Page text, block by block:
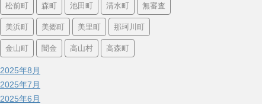
松前町 森町 池田町 清水町 無審査
美浜町 美郷町 美里町 那珂川町
金山町 闇金 高山村 高森町
2025年8月
2025年7月
2025年6月